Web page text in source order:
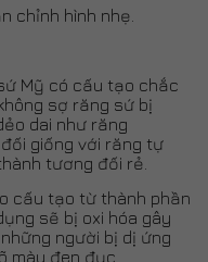
chỉnh hình nhẹ.
Mỹ có cấu tạo chắc
sợ răng sứ bị
dai như răng
giống với răng tự
tương đối rẻ.
cấu tạo từ thành phần
sẽ bị oxi hóa gây
người bị dị ứng
màu đen đục.